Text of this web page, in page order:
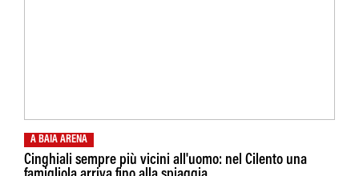
A BAIA ARENA
Cinghiali sempre più vicini all'uomo: nel Cilento una